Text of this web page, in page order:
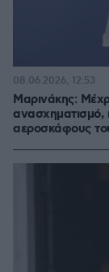
Μαρινάκης:
ανασχηματισμό,
αεροσκάφους
08.06.2026, 12:53